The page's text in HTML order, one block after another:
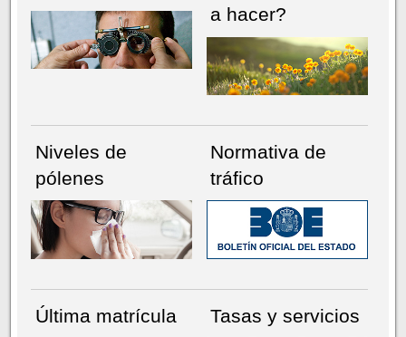
a hacer?
Niveles de
pólenes
Normativa de
tráfico
Última matrícula
Tasas y servicios